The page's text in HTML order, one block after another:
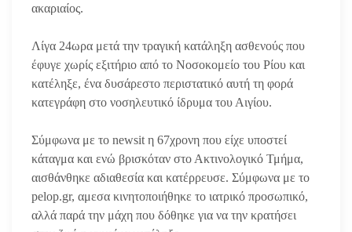
ακαριαίος.
Λίγα 24ωρα μετά την τραγική κατάληξη ασθενούς που
έφυγε χωρίς εξιτήριο από το Νοσοκομείο του Ρίου και
κατέληξε, ένα δυσάρεστο περιστατικό αυτή τη φορά
κατεγράφη στο νοσηλευτικό ίδρυμα του Αιγίου.
Σύμφωνα με το newsit η 67χρονη που είχε υποστεί
κάταγμα και ενώ βρισκόταν στο Ακτινολογικό Τμήμα,
αισθάνθηκε αδιαθεσία και κατέρρευσε. Σύμφωνα με το
pelop.gr, αμεσα κινητοποιήθηκε το ιατρικό προσωπικό,
αλλά παρά την μάχη που δόθηκε για να την κρατήσει